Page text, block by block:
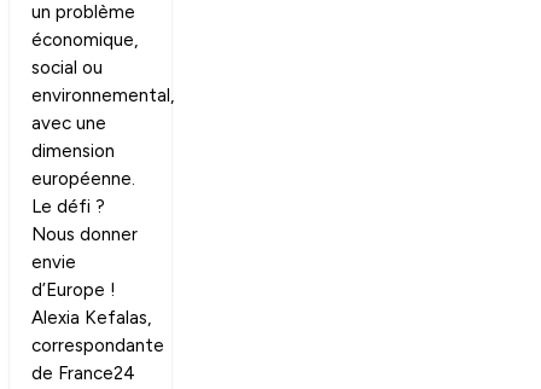
un problème
économique,
social ou
environnemental,
avec une
dimension
européenne.
Le défi ?
Nous donner
envie
d’Europe !
Alexia Kefalas,
correspondante
de France24